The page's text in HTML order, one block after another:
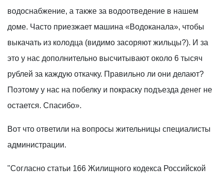
водоснабжение, а также за водоотведение в нашем
доме. Часто приезжает машина «Водоканала», чтобы
выкачать из колодца (видимо засоряют жильцы?). И за
это у нас дополнительно высчитывают около 6 тысяч
рублей за каждую откачку. Правильно ли они делают?
Поэтому у нас на побелку и покраску подъезда денег не
остается. Спасибо».
Вот что ответили на вопросы жительницы специалисты
администрации.
"Согласно статьи 166 Жилищного кодекса Российской